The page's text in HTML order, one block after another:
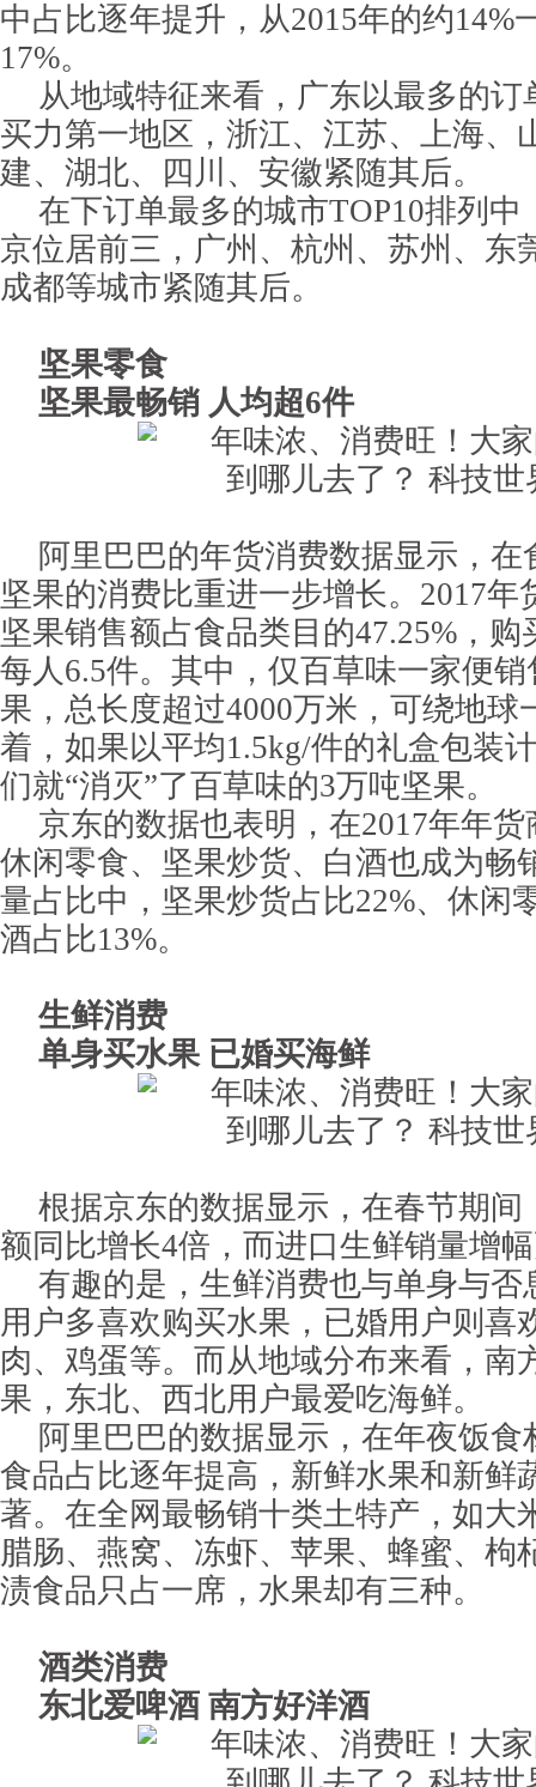
中占比逐年提升，从2015年的约14%
17%。
从地域特征来看，广东以最多的
买力第一地区，浙江、江苏、上海、
建、湖北、四川、安徽紧随其后。
在下订单最多的城市TOP10排列
京位居前三，广州、杭州、苏州、东
成都等城市紧随其后。
坚果零食
坚果最畅销 人均超6件
阿里巴巴的年货消费数据显示，
坚果的消费比重进一步增长。2017年
坚果销售额占食品类目的47.25%，
每人6.5件。其中，仅百草味一家便销
果，总长度超过4000万米，可绕地球
着，如果以平均1.5kg/件的礼盒包装
们就“消灭”了百草味的3万吨坚果。
京东的数据也表明，在2017年年
休闲零食、坚果炒货、白酒也成为畅
量占比中，坚果炒货占比22%、休闲
酒占比13%。
生鲜消费
单身买水果 已婚买海鲜
根据京东的数据显示，在春节期间
额同比增长4倍，而进口生鲜销量增
有趣的是，生鲜消费也与单身与否
用户多喜欢购买水果，已婚用户则喜
肉、鸡蛋等。而从地域分布来看，南
果，东北、西北用户最爱吃海鲜。
阿里巴巴的数据显示，在年夜饭
食品占比逐年提高，新鲜水果和新鲜
著。在全网最畅销十类土特产，如大
腊肠、燕窝、冻虾、苹果、蜂蜜、枸
渍食品只占一席，水果却有三种。
酒类消费
东北爱啤酒 南方好洋酒